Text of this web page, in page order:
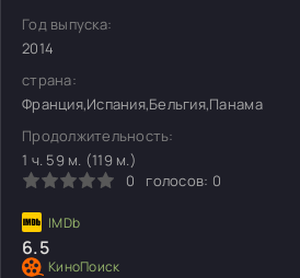
Год выпуска:
2014
страна:
Франция,Испания,Бельгия,Панама
Продолжительность:
1 ч. 59 м. (119 м.)
0
голосов: 0
6.5